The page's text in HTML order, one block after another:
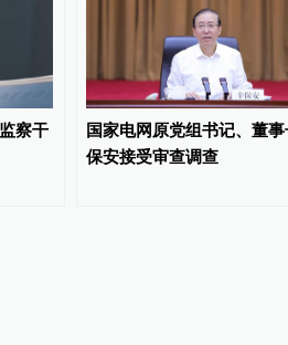
察干
国家电网原党组书记、董
保安接受审查调查